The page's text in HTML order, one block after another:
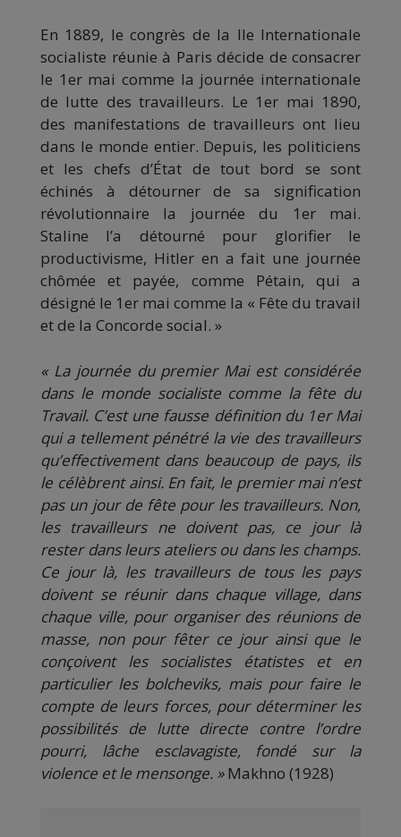
En 1889, le congrès de la IIe Internationale
socialiste réunie à Paris décide de consacrer
le 1er mai comme la journée internationale
de lutte des travailleurs. Le 1er mai 1890,
des manifestations de travailleurs ont lieu
dans le monde entier. Depuis, les politiciens
et les chefs d’État de tout bord se sont
échinés à détourner de sa signification
révolutionnaire la journée du 1er mai.
Staline l’a détourné pour glorifier le
productivisme, Hitler en a fait une journée
chômée et payée, comme Pétain, qui a
désigné le 1er mai comme la « Fête du travail
et de la Concorde social. »
« La journée du premier Mai est considérée
dans le monde socialiste comme la fête du
Travail. C’est une fausse définition du 1er Mai
qui a tellement pénétré la vie des travailleurs
qu’effectivement dans beaucoup de pays, ils
le célèbrent ainsi. En fait, le premier mai n’est
pas un jour de fête pour les travailleurs. Non,
les travailleurs ne doivent pas, ce jour là
rester dans leurs ateliers ou dans les champs.
Ce jour là, les travailleurs de tous les pays
doivent se réunir dans chaque village, dans
chaque ville, pour organiser des réunions de
masse, non pour fêter ce jour ainsi que le
conçoivent les socialistes étatistes et en
particulier les bolcheviks, mais pour faire le
compte de leurs forces, pour déterminer les
possibilités de lutte directe contre l’ordre
pourri, lâche esclavagiste, fondé sur la
violence et le mensonge. »Makhno (1928)